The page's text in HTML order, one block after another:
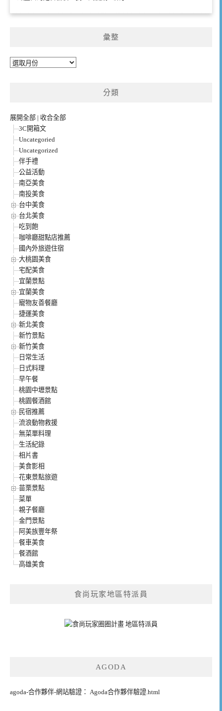
彙整
彙
分類
展開全部 | 收合全部
3C開箱文
Uncategoried
Uncategorized
伴手禮
公益活動
南亞美食
南投美食
台中美食
台北美食
吃到飽
咖啡廳甜點店推薦
國內外旅遊住宿
大桃園美食
宅配美食
宜蘭景點
宜蘭美食
寵物友善餐廳
捷運美食
新北美食
新竹景點
新竹美食
日常生活
日式料理
早午餐
桃園中壢景點
桃園餐酒館
民宿推薦
流浪動物救援
無菜單料理
生活紀錄
相片書
美食影相
花東景點旅遊
苗栗景點
菜單
親子餐廳
金門景點
阿美族豐年祭
餐車美食
餐酒館
高雄美食
食尚玩家地區特派員
AGODA
agoda-合作夥伴-網站驗證： Agoda合作夥伴驗證.html